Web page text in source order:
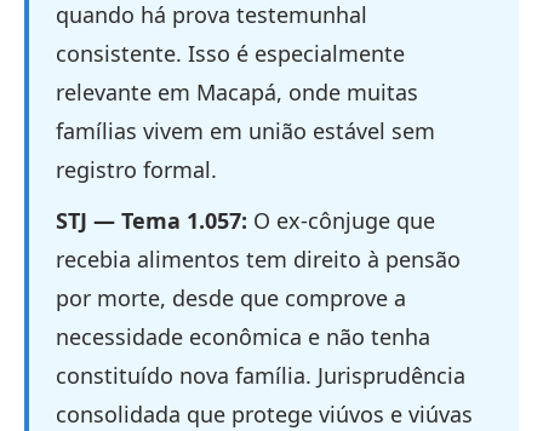
quando há prova testemunhal
consistente. Isso é especialmente
relevante em Macapá, onde muitas
famílias vivem em união estável sem
registro formal.
STJ — Tema 1.057: O ex-cônjuge que
recebia alimentos tem direito à pensão
por morte, desde que comprove a
necessidade econômica e não tenha
constituído nova família. Jurisprudência
consolidada que protege viúvos e viúvas